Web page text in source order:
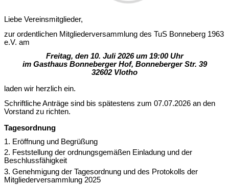
Liebe Vereinsmitglieder,
zur ordentlichen Mitgliederversammlung des TuS Bonneberg 1963
e.V. am
Freitag, den 10. Juli 2026 um 19:00 Uhr
im Gasthaus Bonneberger Hof, Bonneberger Str. 39
32602 Vlotho
laden wir herzlich ein.
Schriftliche Anträge sind bis spätestens zum 07.07.2026 an den
Vorstand zu richten.
Tagesordnung
1. Eröffnung und Begrüßung
2. Feststellung der ordnungsgemäßen Einladung und der
Beschlussfähigkeit
3. Genehmigung der Tagesordnung und des Protokolls der
Mitgliederversammlung 2025